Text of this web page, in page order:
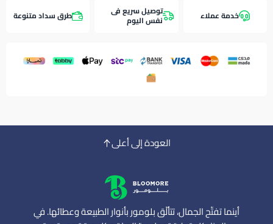
خدمة عملاء توصيل سريع فى
نفس اليوم طرق سداد متنوعة
العودة إلى أعلى
أينما تفتّح الجمال، تتألّق بلومور بأنوار الطبيعة وعطائها. في